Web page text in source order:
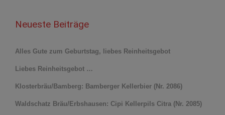
Neueste Beiträge
Alles Gute zum Geburtstag, liebes Reinheitsgebot
Liebes Reinheitsgebot …
Klosterbräu/Bamberg: Bamberger Kellerbier (Nr. 2086)
Waldschatz Bräu/Erbshausen: Cipi Kellerpils Citra (Nr. 2085)